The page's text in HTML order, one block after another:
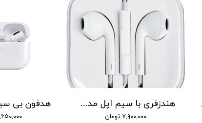
۱,۶۵۰,۰۰۰
هندزفری با سیم اپل مدل iPhone 6
۷,۹۰۰,۰۰۰ تومان